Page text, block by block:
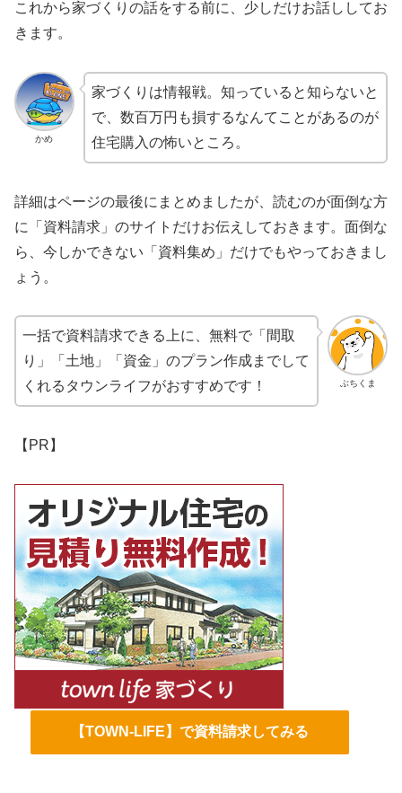
これから家づくりの話をする前に、少しだけお話ししてお
きます。
かめ
家づくりは情報戦。知っていると知らないと
で、数百万円も損するなんてことがあるのが
住宅購入の怖いところ。
詳細はページの最後にまとめましたが、読むのが面倒な方
に「資料請求」のサイトだけお伝えしておきます。面倒な
ら、今しかできない「資料集め」だけでもやっておきまし
ょう。
ぶちくま
一括で資料請求できる上に、無料で「間取
り」「土地」「資金」のプラン作成までして
くれるタウンライフがおすすめです！
【PR】
【TOWN-LIFE】で資料請求してみる